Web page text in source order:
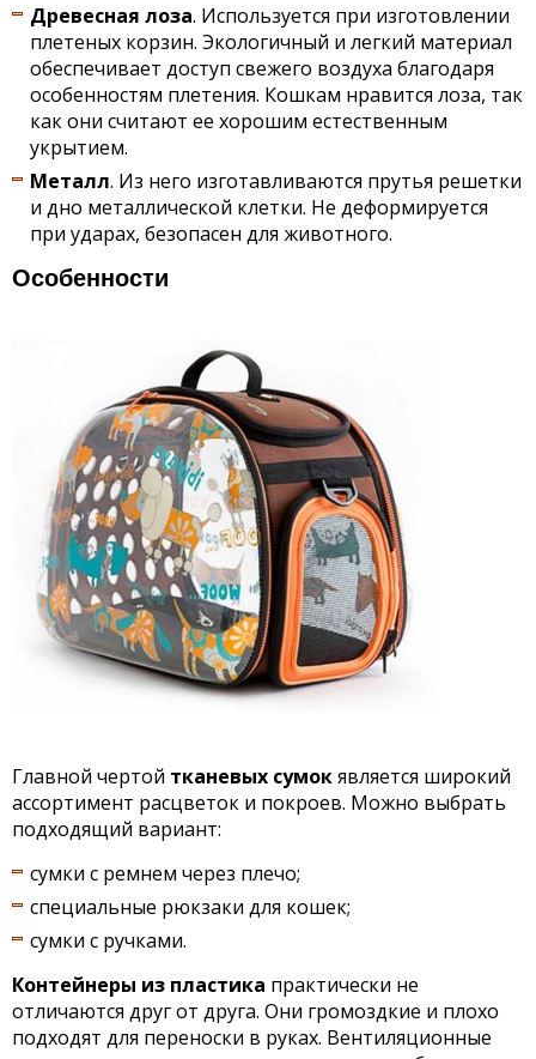
Древесная лоза. Используется при изготовлении
плетеных корзин. Экологичный и легкий материал
обеспечивает доступ свежего воздуха благодаря
особенностям плетения. Кошкам нравится лоза, так
как они считают ее хорошим естественным
укрытием.
Металл. Из него изготавливаются прутья решетки
и дно металлической клетки. Не деформируется
при ударах, безопасен для животного.
Особенности
Главной чертой тканевых сумокявляется широкий
ассортимент расцветок и покроев. Можно выбрать
подходящий вариант:
сумки с ремнем через плечо;
специальные рюкзаки для кошек;
сумки с ручками.
Контейнеры из пластика практически не
отличаются друг от друга. Они громоздкие и плохо
подходят для переноски в руках. Вентиляционные